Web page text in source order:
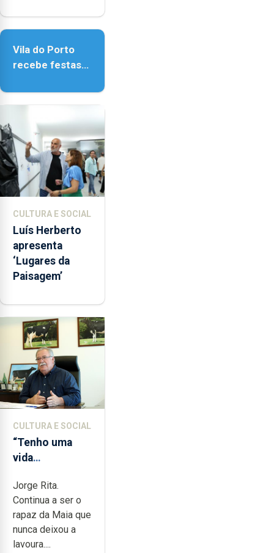
Biblioteca de
Vila do Porto
recebe festas
Nossa Senhora
CULTURA E SOCIAL
Luís Herberto
apresenta
‘Lugares da
Paisagem’
CULTURA E SOCIAL
“Tenho uma
vida
cheia de
trabalho,
dedicação,
gosto e muita
paixão”
Jorge Rita.
Continua a ser o
rapaz da Maia que
nunca deixou a
lavoura....